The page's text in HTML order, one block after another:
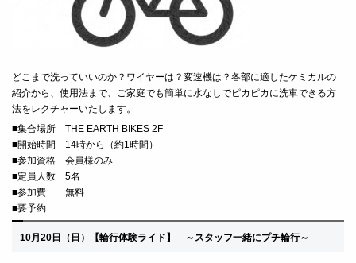
どこまで洗っていいのか？ワイヤーは？変速機は？各部に適したケミカルの
紹介から、使用法まで、ご家庭でも簡単に水なしでピカピカに洗車できる方
法をレクチャーいたします。
■集合場所 THE EARTH BIKES 2F
■開始時間 14時から（約1時間）
■参加資格 会員様のみ
■定員人数 5名
■参加費 無料
■要予約
10月20日（日） 【輪行体験ライド】 ～スタッフ一緒にプチ輪行～